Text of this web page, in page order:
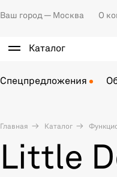
Ваш город — Москва О
Каталог
Спецпредложения
Главная Каталог
Little